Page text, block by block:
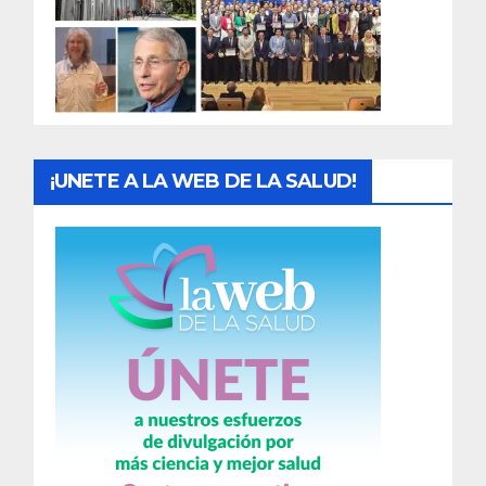
¡UNETE A LA WEB DE LA SALUD!